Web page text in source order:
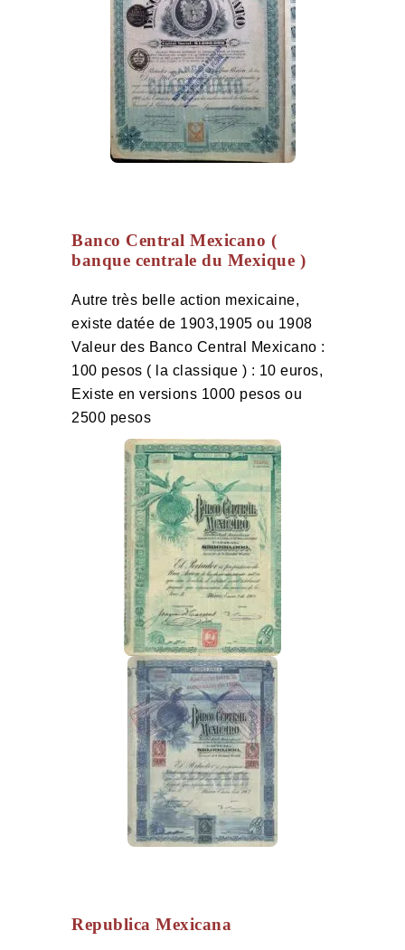
Banco Central Mexicano (
banque centrale du Mexique )
Autre très belle action mexicaine,
existe datée de 1903,1905 ou 1908
Valeur des Banco Central Mexicano :
100 pesos ( la classique ) : 10 euros,
Existe en versions 1000 pesos ou
2500 pesos
Republica Mexicana